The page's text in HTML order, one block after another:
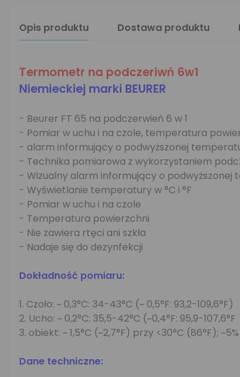
Opis produktu Dostawa produktu
Termometr na podczeriwń 6w1
Niemieckiej marki BEURER
- Beurer FT 65 na podczerwień 6 w 1
- Pomiar w uchu i na czole, temperatura
- alarm informujący o podwyższonej
- Technika pomiarowa z wykorzystaniem
- Wizualny alarm informujący o podwyższonej
- Wyświetlanie temperatury w °C i °F
- Pomiar w uchu i na czole
- Temperatura powierzchni
- Nie zawiera rtęci ani szkła
- Nadaje się do dezynfekcji
Dokładność pomiaru:
1. Czoło: ~ 0,3°C: 34-43°C (~ 0,5°F: 93,2-109,6°F)
2. Ucho: ~ 0,2°C: 35,5-42°C (~0,4°F: 95,9-107,6°F
3. obiekt: ~ 1,5°C (~2,7°F) przy <30°C (86°F);
Dane techniczne: